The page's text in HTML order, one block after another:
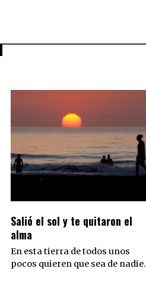
Salió el sol y te quitaron el
alma
En esta tierra de todos unos
pocos quieren que sea de nadie.